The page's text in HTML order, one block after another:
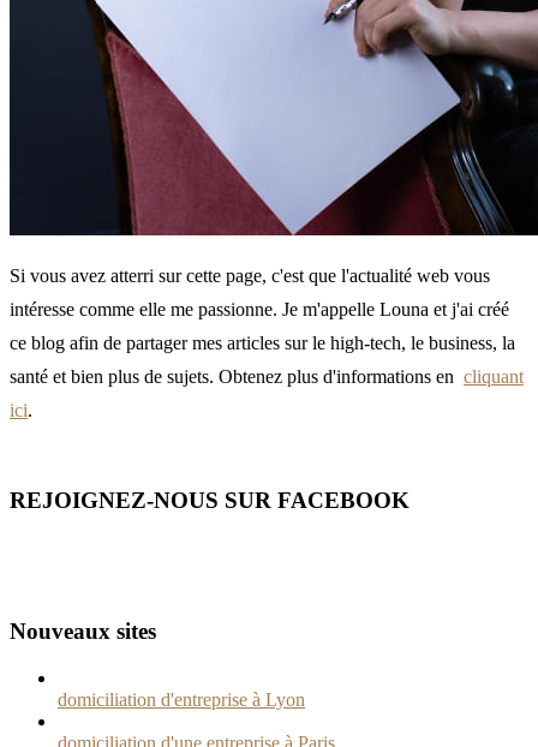
Si vous avez atterri sur cette page, c'est que l'actualité web vous
intéresse comme elle me passionne. Je m'appelle Louna et j'ai créé
ce blog afin de partager mes articles sur le high-tech, le business, la
santé et bien plus de sujets. Obtenez plus d'informations en cliquant
ici.
REJOIGNEZ-NOUS SUR FACEBOOK
Nouveaux sites
domiciliation d'entreprise à Lyon
domiciliation d'une entreprise à Paris